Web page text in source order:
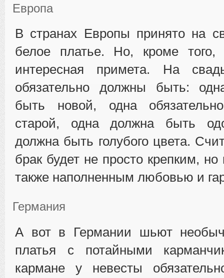
Европа
В странах Европы принято на
белое платье. Но, кроме
интересная примета. На
обязательно должны быть:
быть новой, одна
старой, одна должна быть
должна быть голубого цвета.
брак будет не просто крепким,
также наполненным любовью и
Германия
А вот в Германии шьют
платья с потайными
кармане у невесты